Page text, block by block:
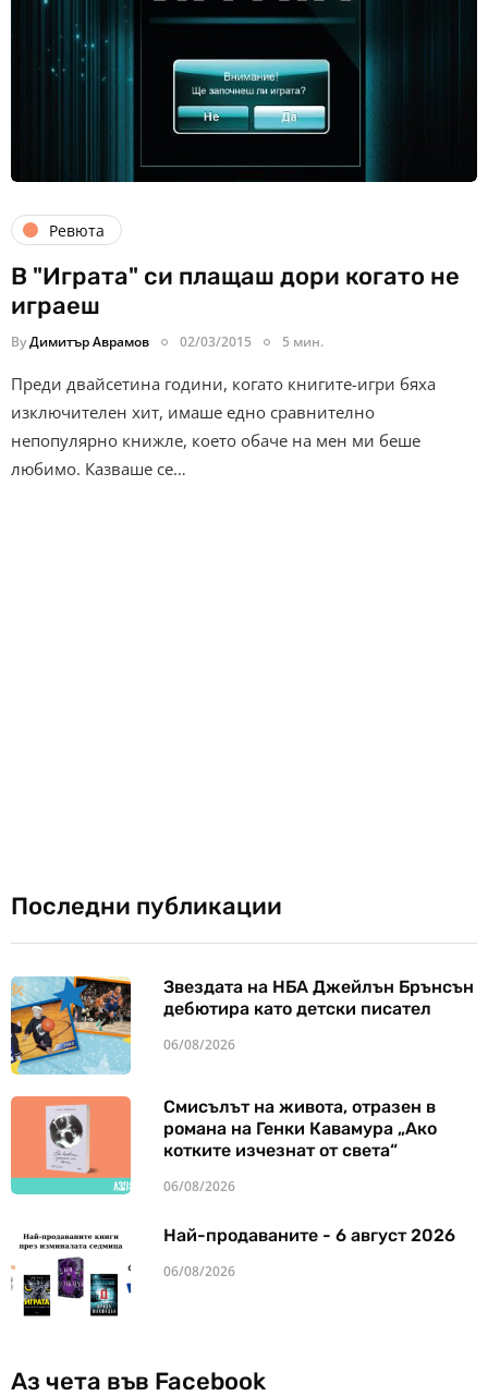
Ревюта
В "Играта" си плащаш дори когато не
играеш
ByДимитър Аврамов 02/03/2015 5 мин.
Преди двайсетина години, когато книгите-игри бяха
изключителен хит, имаше едно сравнително
непопулярно книжле, което обаче на мен ми беше
любимо. Казваше се…
Последни публикации
Звездата на НБА Джейлън Брънсън
дебютира като детски писател
06/08/2026
Смисълът на живота, отразен в
романа на Генки Кавамура „Ако
котките изчезнат от света“
06/08/2026
Най-продаваните - 6 август 2026
06/08/2026
Аз чета във Facebook